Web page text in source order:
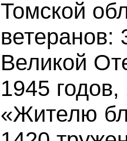
Томской
ветеранов:
Великой
1945
«Жителю